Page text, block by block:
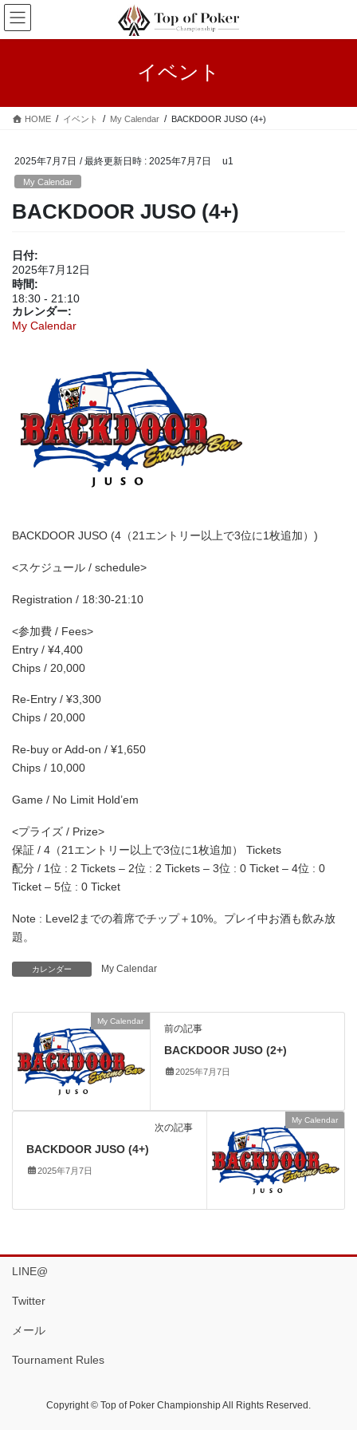
コ
ン
テ
ス
ナ
ビ
ゲ
ン
イベント
HOME イベント My Calendar BACKDOOR JUSO (4+)
2025年7月7日 / 最終更新日時 : 2025年7月7日 u1
My Calendar
BACKDOOR JUSO (4+)
日付:
2025年7月12日
時間:
18:30 - 21:10
カレンダー:
My Calendar
BACKDOOR JUSO (4（21エントリー以上で3位に1枚追加）)
<スケジュール / schedule>
Registration / 18:30-21:10
<参加費 / Fees>
Entry / ¥4,400
Chips / 20,000
Re-Entry / ¥3,300
Chips / 20,000
Re-buy or Add-on / ¥1,650
Chips / 10,000
Game / No Limit Hold’em
<プライズ / Prize>
保証 / 4（21エントリー以上で3位に1枚追加） Tickets
配分 / 1位 : 2 Tickets – 2位 : 2 Tickets – 3位 : 0 Ticket – 4位 : 0
Ticket – 5位 : 0 Ticket
Note : Level2までの着席でチップ＋10%。プレイ中お酒も飲み放
題。
カレンダー My Calendar
My Calendar
前の記事
BACKDOOR JUSO (2+)
2025年7月7日
My Calendar
次の記事
BACKDOOR JUSO (4+)
2025年7月7日
LINE@
Twitter
メール
Tournament Rules
Copyright © Top of Poker Championship All Rights Reserved.